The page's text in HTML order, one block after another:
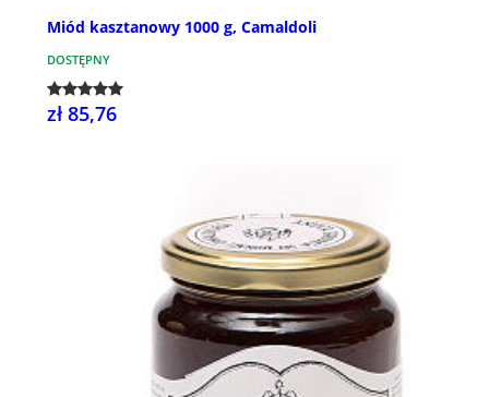
Miód kasztanowy 1000 g, Camaldoli
DOSTĘPNY
zł 85,76